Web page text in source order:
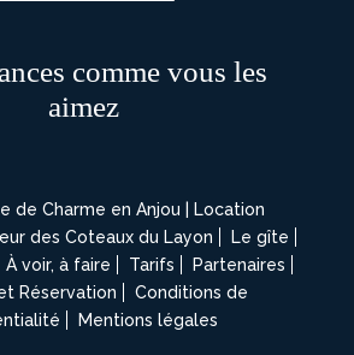
comme vous les
aimez
de Charme en Anjou | Location
des Coteaux du Layon
Le gîte
À voir, à faire Tarifs
Partenaires
Réservation
Conditions de
Mentions légales